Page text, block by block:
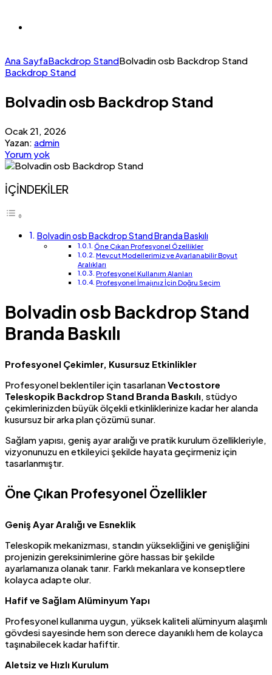
Ana SayfaBackdrop StandBolvadin osb Backdrop Stand
Backdrop Stand
Bolvadin osb Backdrop Stand
Ocak 21, 2026
Yazan: admin
Yorum yok
İÇİNDEKİLER
Bolvadin osb Backdrop Stand Branda Baskılı
Öne Çıkan Profesyonel Özellikler
Mevcut Modellerimiz ve Ayarlanabilir Boyut
Aralıkları
Profesyonel Kullanım Alanları
Profesyonel İmajınız İçin Doğru Seçim
Bolvadin osb Backdrop Stand
Branda Baskılı
Profesyonel Çekimler, Kusursuz Etkinlikler
Profesyonel beklentiler için tasarlananVectostore
Teleskopik Backdrop Stand Branda Baskılı , stüdyo
çekimlerinizden büyük ölçekli etkinliklerinize kadar her alanda
kusursuz bir arka plan çözümü sunar.
Sağlam yapısı, geniş ayar aralığı ve pratik kurulum özellikleriyle,
vizyonunuzu en etkileyici şekilde hayata geçirmeniz için
tasarlanmıştır.
Öne Çıkan Profesyonel Özellikler
Geniş Ayar Aralığı ve Esneklik
Teleskopik mekanizması, standın yüksekliğini ve genişliğini
projenizin gereksinimlerine göre hassas bir şekilde
ayarlamanıza olanak tanır. Farklı mekanlara ve konseptlere
kolayca adapte olur.
Hafif ve Sağlam Alüminyum Yapı
Profesyonel kullanıma uygun, yüksek kaliteli alüminyum alaşımlı
gövdesi sayesinde hem son derece dayanıklı hem de kolayca
taşınabilecek kadar hafiftir.
Aletsiz ve Hızlı Kurulum